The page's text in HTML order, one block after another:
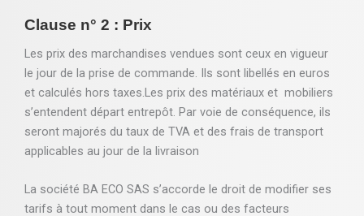
Clause n° 2 : Prix
Les prix des marchandises vendues sont ceux en vigueur
le jour de la prise de commande. Ils sont libellés en euros
et calculés hors taxes.Les prix des matériaux et mobiliers
s’entendent départ entrepôt. Par voie de conséquence, ils
seront majorés du taux de TVA et des frais de transport
applicables au jour de la livraison
La société BA ECO SAS s’accorde le droit de modifier ses
tarifs à tout moment dans le cas ou des facteurs